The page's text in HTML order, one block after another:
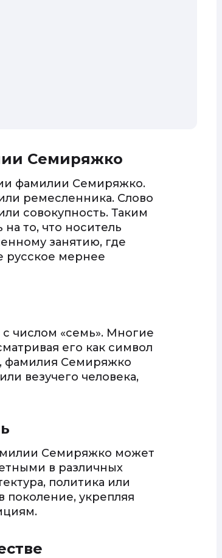
Семиряжко
фамилии Семиряжко.
ремесленника. Слово
совокупность. Таким
то, что носитель
занятию, где
русское мернее
числом «семь». Многие
его как символ
фамилия Семиряжко
везучего человека,
Семиряжко может
в различных
политика или
поколение, укрепляя